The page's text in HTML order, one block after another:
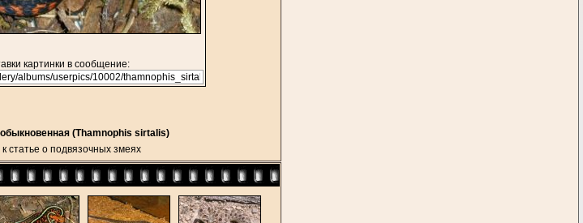
картинки в сообщение:
(Thamnophis sirtalis)
статье о подвязочных змеях